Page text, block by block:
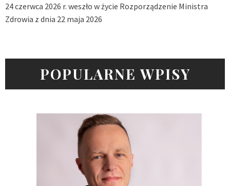
24 czerwca 2026 r. weszło w życie Rozporządzenie Ministra
Zdrowia z dnia 22 maja 2026
POPULARNE WPISY